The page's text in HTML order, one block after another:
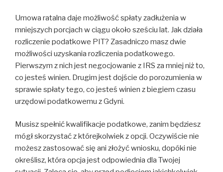
Umowa ratalna daje możliwość spłaty zadłużenia w
mniejszych porcjach w ciągu około sześciu lat. Jak działa
rozliczenie podatkowe PIT? Zasadniczo masz dwie
możliwości uzyskania rozliczenia podatkowego.
Pierwszym z nich jest negocjowanie z IRS za mniej niż to,
co jesteś winien. Drugim jest dojście do porozumienia w
sprawie spłaty tego, co jesteś winien z biegiem czasu
urzędowi podatkowemu z Gdyni.
Musisz spełnić kwalifikacje podatkowe, zanim będziesz
mógł skorzystać z którejkolwiek z opcji. Oczywiście nie
możesz zastosować się ani złożyć wniosku, dopóki nie
określisz, która opcja jest odpowiednia dla Twojej